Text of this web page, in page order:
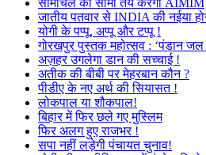
सीमांचल की सीमा तय करेगा AIMIM
जातीय पतवार से INDIA की नईया
योगी के पप्पू, अप्पू और टप्पू !
गोरखपुर पुस्तक महोत्सव : ‘पंडान जल
अज़हर उगलेगा डान की सच्चाई !
अतीक की बीबी पर मेहरबान कौन ?
पीडीए के नए अर्थ की सियासत !
लोकपाल या शौकपाल!
बिहार में फिर छले गए मुस्लिम
फिर अलग हुए राजभर !
सपा नहीं लड़ेगी पंचायत चुनाव!